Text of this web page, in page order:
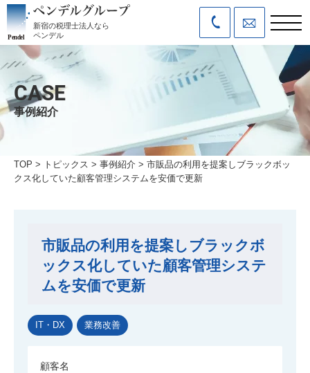
新宿の税理士法人なら
ペンデル
CASE
事例紹介
TOP > トピックス > 事例紹介 > 市販品の利用を提案しブラックボッ
クス化していた顧客管理システムを安価で更新
市販品の利用を提案しブラックボ
ックス化していた顧客管理システ
ムを安価で更新
IT・DX 業務改善
顧客名